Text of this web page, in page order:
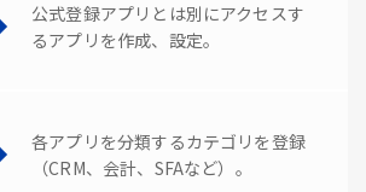
公式登録アプリとは別にアクセスす
るアプリを作成、設定。
各アプリを分類するカテゴリを登録
（CRM、会計、SFAなど）。